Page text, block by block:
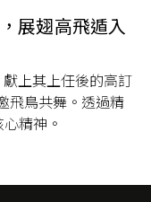
展翅高飛遁入
上其上任後的高訂
飛鳥共舞。透過精
精神。